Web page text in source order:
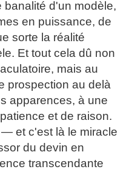
banalité d'un modèle,
en puissance, de
sorte la réalité
Et tout cela dû non
mais au
prospection au delà
apparences, à une
et de raison.
et c'est là le miracle
du devin en
transcendante